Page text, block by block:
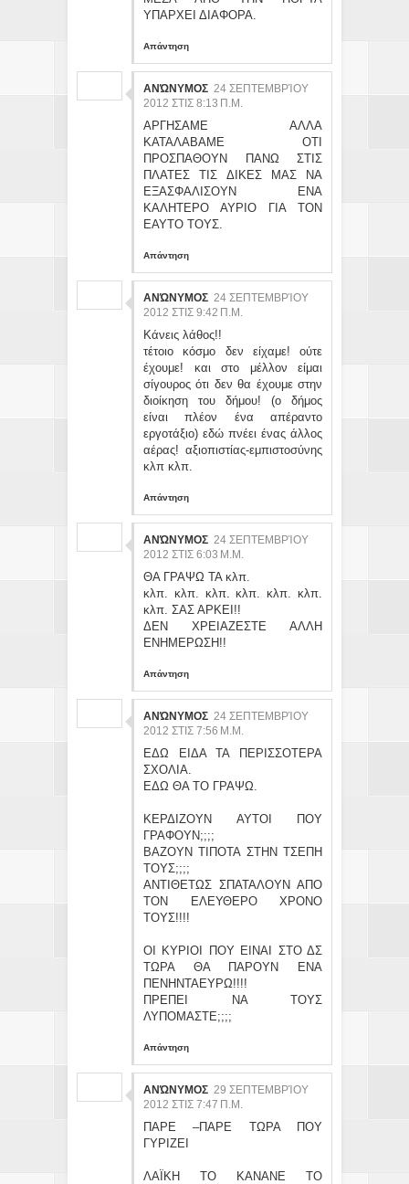
ΥΠΑΡΧΕΙ ΔΙΑΦΟΡΑ.
Απάντηση
ΑΝΏΝΥΜΟΣ 24 ΣΕΠΤΕΜΒΡΊΟΥ
2012 ΣΤΙΣ 8:13 Π.Μ.
ΑΡΓΗΣΑΜΕ ΑΛΛΑ
ΚΑΤΑΛΑΒΑΜΕ ΟΤΙ
ΠΡΟΣΠΑΘΟΥΝ ΠΑΝΩ ΣΤΙΣ
ΠΛΑΤΕΣ ΤΙΣ ΔΙΚΕΣ ΜΑΣ ΝΑ
ΕΞΑΣΦΑΛΙΣΟΥΝ ΕΝΑ
ΚΑΛΗΤΕΡΟ ΑΥΡΙΟ ΓΙΑ ΤΟΝ
ΕΑΥΤΟ ΤΟΥΣ.
Απάντηση
ΑΝΏΝΥΜΟΣ 24 ΣΕΠΤΕΜΒΡΊΟΥ
2012 ΣΤΙΣ 9:42 Π.Μ.
Κάνεις λάθος!!
τέτοιο κόσμο δεν είχαμε! ούτε
έχουμε! και στο μέλλον είμαι
σίγουρος ότι δεν θα έχουμε στην
διοίκηση του δήμου! (ο δήμος
είναι πλέον ένα απέραντο
εργοτάξιο) εδώ πνέει ένας άλλος
αέρας! αξιοπιστίας-εμπιστοσύνης
κλπ κλπ.
Απάντηση
ΑΝΏΝΥΜΟΣ 24 ΣΕΠΤΕΜΒΡΊΟΥ
2012 ΣΤΙΣ 6:03 Μ.Μ.
ΘΑ ΓΡΑΨΩ ΤΑ κλπ.
κλπ. κλπ. κλπ. κλπ. κλπ. κλπ.
κλπ. ΣΑΣ ΑΡΚΕΙ!!
ΔΕΝ ΧΡΕΙΑΖΕΣΤΕ ΑΛΛΗ
ΕΝΗΜΕΡΩΣΗ!!
Απάντηση
ΑΝΏΝΥΜΟΣ 24 ΣΕΠΤΕΜΒΡΊΟΥ
2012 ΣΤΙΣ 7:56 Μ.Μ.
ΕΔΩ ΕΙΔΑ ΤΑ ΠΕΡΙΣΣΟΤΕΡΑ
ΣΧΟΛΙΑ.
ΕΔΩ ΘΑ ΤΟ ΓΡΑΨΩ.
ΚΕΡΔΙΖΟΥΝ ΑΥΤΟΙ ΠΟΥ
ΓΡΑΦΟΥΝ;;;;
ΒΑΖΟΥΝ ΤΙΠΟΤΑ ΣΤΗΝ ΤΣΕΠΗ
ΤΟΥΣ;;;;
ΑΝΤΙΘΕΤΩΣ ΣΠΑΤΑΛΟΥΝ ΑΠΟ
ΤΟΝ ΕΛΕΥΘΕΡΟ ΧΡΟΝΟ
ΤΟΥΣ!!!!
ΟΙ ΚΥΡΙΟΙ ΠΟΥ ΕΙΝΑΙ ΣΤΟ ΔΣ
ΤΩΡΑ ΘΑ ΠΑΡΟΥΝ ΕΝΑ
ΠΕΝΗΝΤΑΕΥΡΩ!!!!
ΠΡΕΠΕΙ ΝΑ ΤΟΥΣ
ΛΥΠΟΜΑΣΤΕ;;;;
Απάντηση
ΑΝΏΝΥΜΟΣ 29 ΣΕΠΤΕΜΒΡΊΟΥ
2012 ΣΤΙΣ 7:47 Π.Μ.
ΠΑΡΕ –ΠΑΡΕ ΤΩΡΑ ΠΟΥ
ΓΥΡΙΖΕΙ
ΛΑΪΚΗ ΤΟ ΚΑΝΑΝΕ ΤΟ